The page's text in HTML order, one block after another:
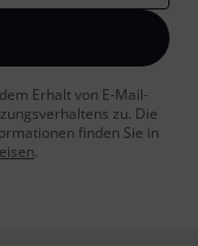
Erhalt von E-Mail-
zu. Die
finden Sie in
.